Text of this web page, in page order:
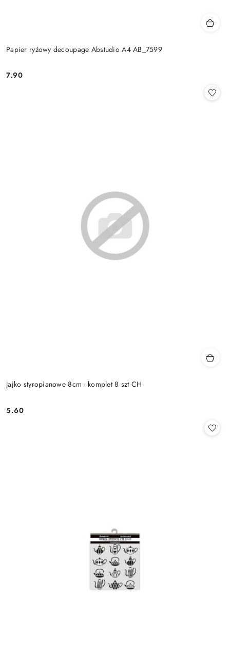
Papier ryżowy decoupage Abstudio A4 AB_7599
Cena:
7.90
Jajko styropianowe 8cm - komplet 8 szt CH
Cena:
5.60